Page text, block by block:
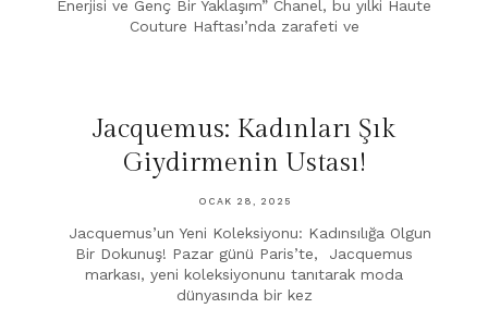
Enerjisi ve Genç Bir Yaklaşım” Chanel, bu yılki Haute
Couture Haftası’nda zarafeti ve
Jacquemus: Kadınları Şık
Giydirmenin Ustası!
OCAK 28, 2025
Jacquemus’un Yeni Koleksiyonu: Kadınsılığa Olgun
Bir Dokunuş! Pazar günü Paris’te, Jacquemus
markası, yeni koleksiyonunu tanıtarak moda
dünyasında bir kez